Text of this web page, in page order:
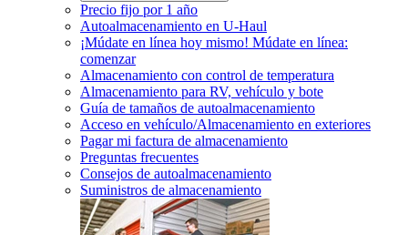
Precio fijo por 1 año
Autoalmacenamiento en U-Haul
¡Múdate en línea hoy mismo! Múdate en línea:
comenzar
Almacenamiento con control de temperatura
Almacenamiento para RV, vehículo y bote
Guía de tamaños de autoalmacenamiento
Acceso en vehículo/Almacenamiento en exteriores
Pagar mi factura de almacenamiento
Preguntas frecuentes
Consejos de autoalmacenamiento
Suministros de almacenamiento